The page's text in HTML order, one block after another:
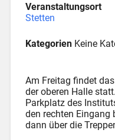
Veranstaltungsort
Stetten
KategorienKeine
Am Freitag findet
der oberen Halle
Parkplatz des
den rechten Eingang
dann über die